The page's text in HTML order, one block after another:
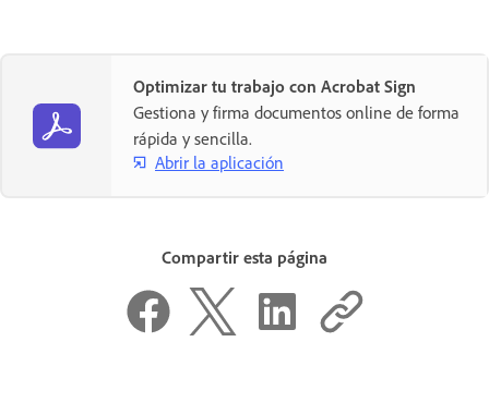
Optimizar tu trabajo con Acrobat Sign
Gestiona y firma documentos online de forma
rápida y sencilla.
Abrir la aplicación
Compartir esta página